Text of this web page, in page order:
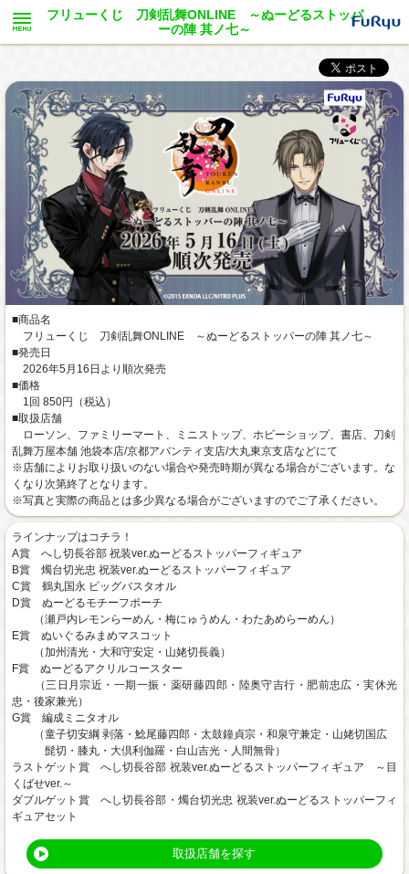
フリューくじ 刀剣乱舞ONLINE ～ぬーどるストッパ
ーの陣 其ノ七～
■商品名
フリューくじ 刀剣乱舞ONLINE ～ぬーどるストッパーの陣 其ノ七～
■発売日
2026年5月16日より順次発売
■価格
1回 850円（税込）
■取扱店舗
ローソン、ファミリーマート、ミニストップ、ホビーショップ、書店、刀剣
乱舞万屋本舗 池袋本店/京都アバンティ支店/大丸東京支店などにて
※店舗によりお取り扱いのない場合や発売時期が異なる場合がございます。な
くなり次第終了となります。
※写真と実際の商品とは多少異なる場合がございますのでご了承ください。
ラインナップはコチラ！
A賞 へし切長谷部 祝装ver.ぬーどるストッパーフィギュア
B賞 燭台切光忠 祝装ver.ぬーどるストッパーフィギュア
C賞 鶴丸国永 ビッグバスタオル
D賞 ぬーどるモチーフポーチ
（瀬戸内レモンらーめん・梅にゅうめん・わたあめらーめん）
E賞 ぬいぐるみまめマスコット
（加州清光・大和守安定・山姥切長義）
F賞 ぬーどるアクリルコースター
（三日月宗近・一期一振・薬研藤四郎・陸奥守吉行・肥前忠広・実休光
忠・後家兼光）
G賞 編成ミニタオル
（童子切安綱 剥落・鯰尾藤四郎・太鼓鐘貞宗・和泉守兼定・山姥切国広
髭切・膝丸・大倶利伽羅・白山吉光・人間無骨）
ラストゲット賞 へし切長谷部 祝装ver.ぬーどるストッパーフィギュア ～目
くばせver.～
ダブルゲット賞 へし切長谷部・燭台切光忠 祝装ver.ぬーどるストッパーフィ
ギュアセット
取扱店舗を探す